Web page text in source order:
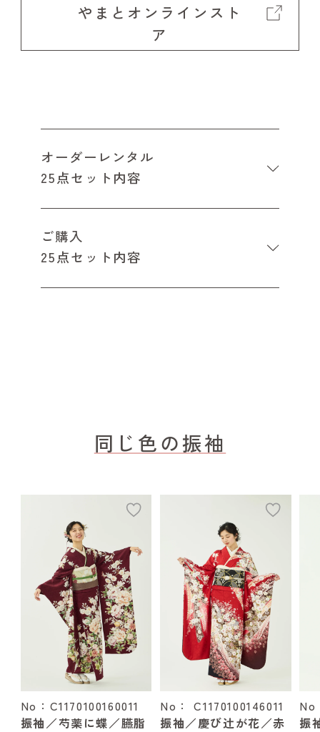
やまとオンラインスト
ア
オーダーレンタル
25点セット内容
ご購入
25点セット内容
同じ色の振袖
No：C1170100160011
振袖／芍薬に蝶／臙脂
No： C1170100146011
振袖／慶び辻が花／赤
No
振